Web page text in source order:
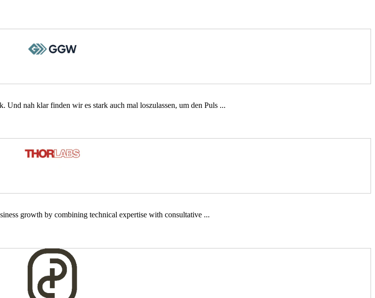
Und nah klar finden wir es stark auch mal loszulassen, um den Puls ...
growth by combining technical expertise with consultative ...